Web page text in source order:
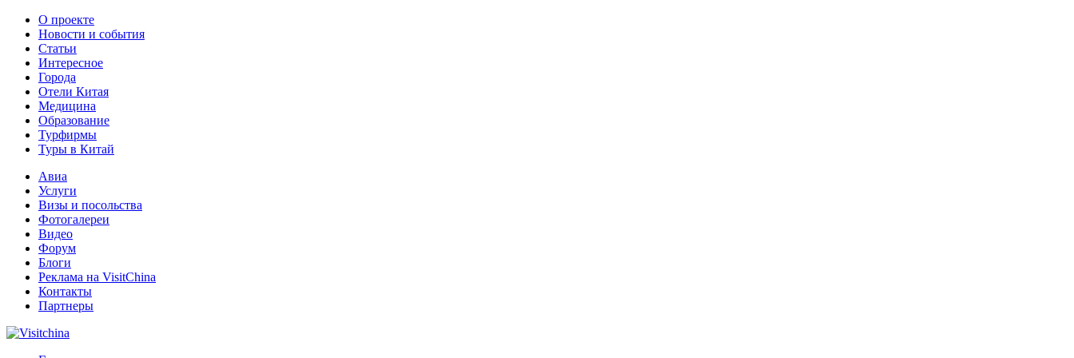
О проекте
Новости и события
Статьи
Интересное
Города
Отели Китая
Медицина
Образование
Турфирмы
Туры в Китай
Авиа
Услуги
Визы и посольства
Фотогалереи
Видео
Форум
Блоги
Реклама на VisitChina
Контакты
Партнеры